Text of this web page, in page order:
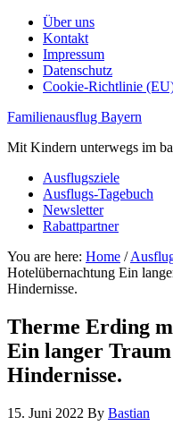
Über uns
Kontakt
Impressum
Datenschutz
Cookie-Richtlinie
Familienausflug Bayern
Mit Kindern unterwegs im
Ausflugsziele
Ausflugs-Tagebuch
Newsletter
Rabattpartner
You are here: Home /
Hotelübernachtung Ein
Hindernisse.
Therme Erding
Ein langer
Hindernisse.
15. Juni 2022 By Bastian